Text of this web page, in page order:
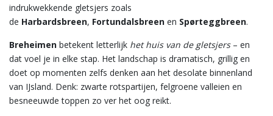
indrukwekkende gletsjers zoals
de Harbardsbreen, Fortundalsbreen en Spørteggbreen.
Breheimen betekent letterlijk het huis van de gletsjers– en
dat voel je in elke stap. Het landschap is dramatisch, grillig en
doet op momenten zelfs denken aan het desolate binnenland
van IJsland. Denk: zwarte rotspartijen, felgroene valleien en
besneeuwde toppen zo ver het oog reikt.